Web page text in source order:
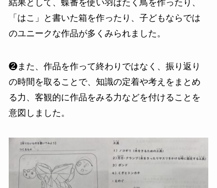
結果として、蝶番を使い羽ばたく鳥を作ったり、
「はこ」と書いた箱を作ったり、子どもならでは
のユニークな作品が多くみられました。
❷また、作品を作って終わりではなく、振り返り
の時間を取ることで、知識の定着や考えをまとめ
る力、客観的に作品をみる力などを付けることを
意図しました。